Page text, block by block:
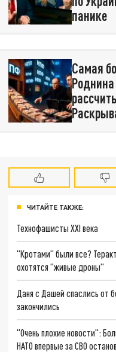
панике
Самая
Роднина
ЧИТАЙТЕ ТАКЖЕ:
Технофашисты XXI века
"Кротами" были все?
охотятся "живые дроны"
Даня с Дашей спаслись от
закончились
"Очень плохие новости":
НАТО впервые за СВО